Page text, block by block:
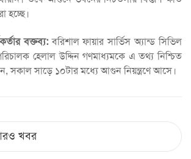
হচ্ছে।
বক্তব্য:বরিশাল ফায়ার সার্ভিস অ্যান্ড সিভিল
হেলাল উদ্দিন গণমাধ্যমকে এ তথ্য নিশ্চিত
সকাল সাড়ে ১০টার মধ্যে আগুন নিয়ন্ত্রণে আসে।
খবর